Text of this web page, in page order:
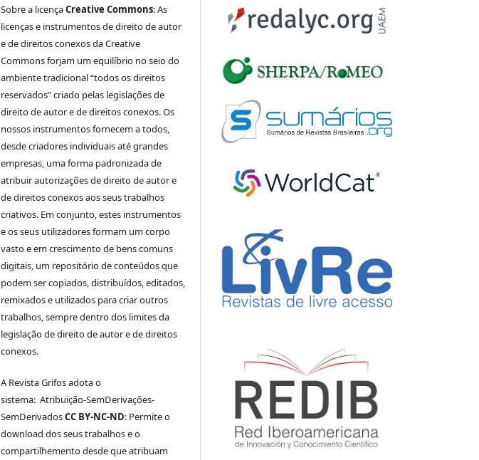
Sobre a licençaCreative Commons: As
licenças e instrumentos de direito de autor
e de direitos conexos da Creative
Commons forjam um equilíbrio no seio do
ambiente tradicional “todos os direitos
reservados” criado pelas legislações de
direito de autor e de direitos conexos. Os
nossos instrumentos fornecem a todos,
desde criadores individuais até grandes
empresas, uma forma padronizada de
atribuir autorizações de direito de autor e
de direitos conexos aos seus trabalhos
criativos. Em conjunto, estes instrumentos
e os seus utilizadores formam um corpo
vasto e em crescimento de bens comuns
digitais, um repositório de conteúdos que
podem ser copiados, distribuídos, editados,
remixados e utilizados para criar outros
trabalhos, sempre dentro dos limites da
legislação de direito de autor e de direitos
conexos.
A Revista Grifos adota o
sistema: Atribuição-SemDerivações-
SemDerivadosCC BY-NC-ND: Permite o
download dos seus trabalhos e o
compartilhemento desde que atribuam